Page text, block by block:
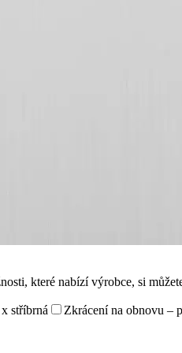
které nabízí výrobce, si
stříbrná Zkrácení na obnovu –